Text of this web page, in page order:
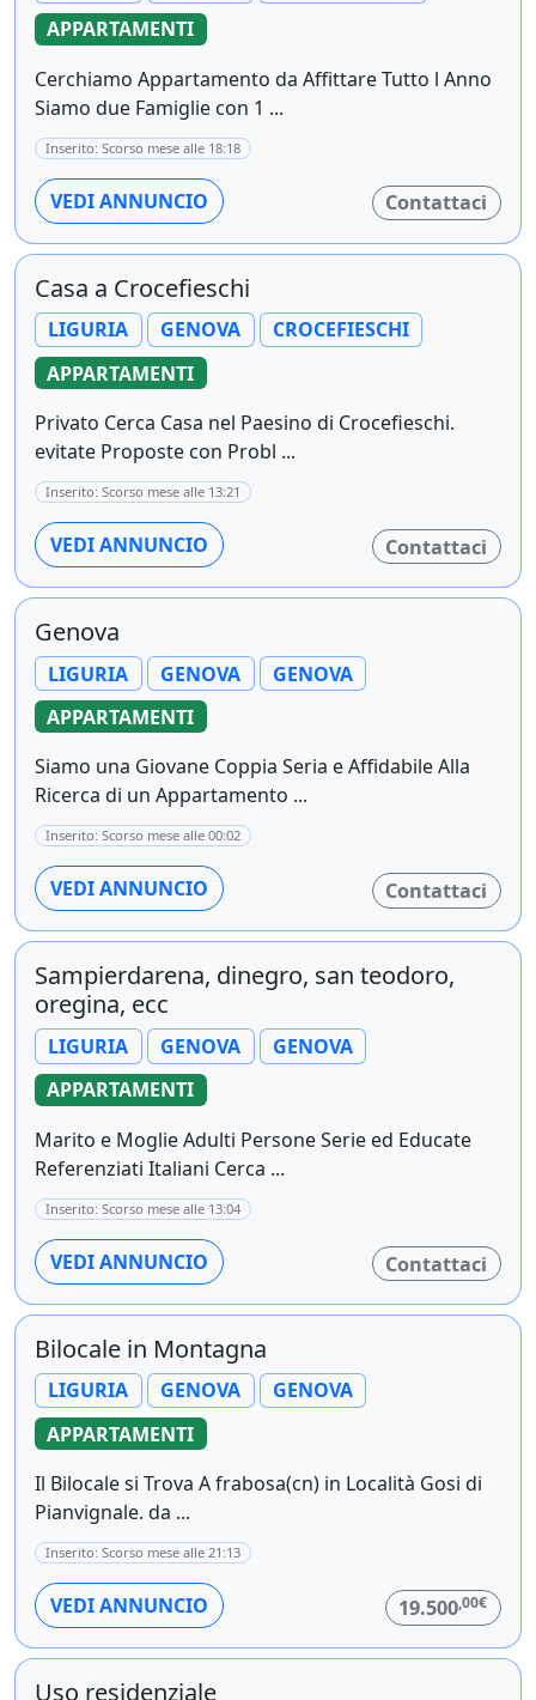
APPARTAMENTI
Cerchiamo Appartamento da Affittare Tutto l Anno
Siamo due Famiglie con 1 ...
Inserito: Scorso mese alle 18:18
VEDI ANNUNCIO Contattaci
Casa a Crocefieschi
LIGURIA GENOVA
CROCEFIESCHI
APPARTAMENTI
Privato Cerca Casa nel Paesino di Crocefieschi.
evitate Proposte con Probl ...
Inserito: Scorso mese alle 13:21
VEDI ANNUNCIO Contattaci
Genova
LIGURIA GENOVA
GENOVA
APPARTAMENTI
Siamo una Giovane Coppia Seria e Affidabile Alla
Ricerca di un Appartamento ...
Inserito: Scorso mese alle 00:02
VEDI ANNUNCIO Contattaci
Sampierdarena, dinegro, san teodoro,
oregina, ecc
LIGURIA GENOVA
GENOVA
APPARTAMENTI
Marito e Moglie Adulti Persone Serie ed Educate
Referenziati Italiani Cerca ...
Inserito: Scorso mese alle 13:04
VEDI ANNUNCIO Contattaci
Bilocale in Montagna
LIGURIA GENOVA
GENOVA
APPARTAMENTI
Il Bilocale si Trova A frabosa(cn) in Località Gosi di
Pianvignale. da ...
Inserito: Scorso mese alle 21:13
VEDI ANNUNCIO 19.500,00€
Uso residenziale